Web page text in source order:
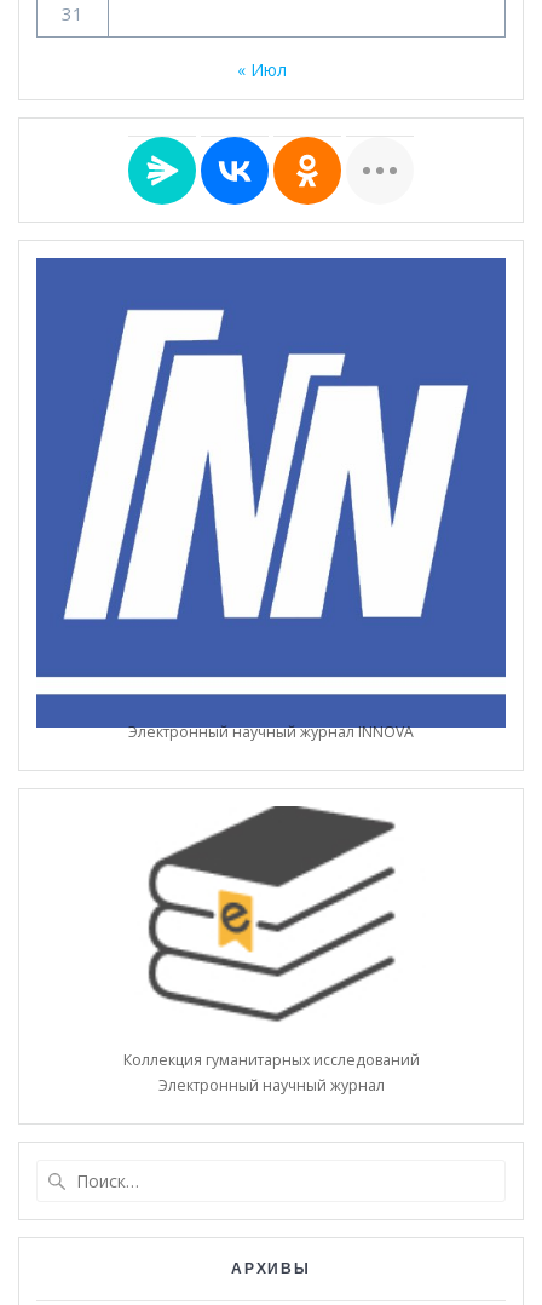
31
« Июл
Электронный научный журнал INNOVA
Коллекция гуманитарных исследований
Электронный научный журнал
АРХИВЫ